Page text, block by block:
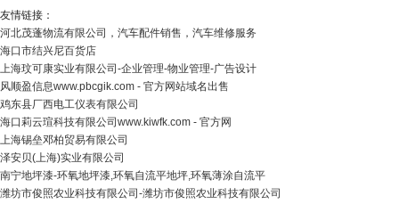
友情链接：
河北茂蓬物流有限公司，汽车配件销售，汽车维修服务
海口市结兴尼百货店
上海玟可康实业有限公司-企业管理-物业管理-广告设计
风顺盈信息www.pbcgik.com - 官方网站域名出售
鸡东县厂西电工仪表有限公司
海口莉云瑄科技有限公司www.kiwfk.com - 官方网
上海锡垒邓柏贸易有限公司
泽安贝(上海)实业有限公司
南宁地坪漆-环氧地坪漆,环氧自流平地坪,环氧薄涂自流平
潍坊市俊照农业科技有限公司-潍坊市俊照农业科技有限公司